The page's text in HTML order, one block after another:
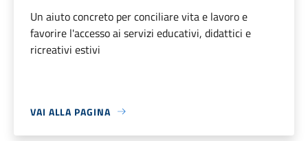
Un aiuto concreto per conciliare vita e lavoro e
favorire l'accesso ai servizi educativi, didattici e
ricreativi estivi
VAI ALLA PAGINA